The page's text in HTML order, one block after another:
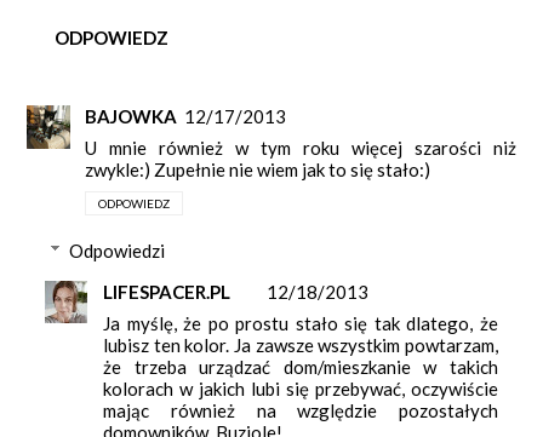
ODPOWIEDZ
BAJOWKA 12/17/2013
U mnie również w tym roku więcej szarości niż
zwykle:) Zupełnie nie wiem jak to się stało:)
ODPOWIEDZ
Odpowiedzi
LIFESPACER.PL
12/18/2013
Ja myślę, że po prostu stało się tak dlatego, że
lubisz ten kolor. Ja zawsze wszystkim powtarzam,
że trzeba urządzać dom/mieszkanie w takich
kolorach w jakich lubi się przebywać, oczywiście
mając również na względzie pozostałych
domowników. Buziole!